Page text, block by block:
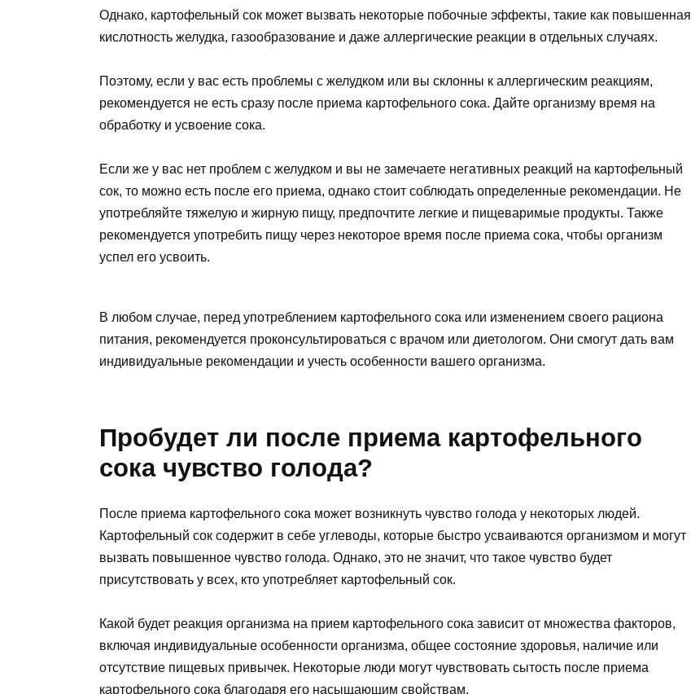
Однако, картофельный сок может вызвать некоторые побочные эффекты, такие как повышенная
кислотность желудка, газообразование и даже аллергические реакции в отдельных случаях.
Поэтому, если у вас есть проблемы с желудком или вы склонны к аллергическим реакциям,
рекомендуется не есть сразу после приема картофельного сока. Дайте организму время на
обработку и усвоение сока.
Если же у вас нет проблем с желудком и вы не замечаете негативных реакций на картофельный
сок, то можно есть после его приема, однако стоит соблюдать определенные рекомендации. Не
употребляйте тяжелую и жирную пищу, предпочтите легкие и пищеваримые продукты. Также
рекомендуется употребить пищу через некоторое время после приема сока, чтобы организм
успел его усвоить.
В любом случае, перед употреблением картофельного сока или изменением своего рациона
питания, рекомендуется проконсультироваться с врачом или диетологом. Они смогут дать вам
индивидуальные рекомендации и учесть особенности вашего организма.
Пробудет ли после приема картофельного
сока чувство голода?
После приема картофельного сока может возникнуть чувство голода у некоторых людей.
Картофельный сок содержит в себе углеводы, которые быстро усваиваются организмом и могут
вызвать повышенное чувство голода. Однако, это не значит, что такое чувство будет
присутствовать у всех, кто употребляет картофельный сок.
Какой будет реакция организма на прием картофельного сока зависит от множества факторов,
включая индивидуальные особенности организма, общее состояние здоровья, наличие или
отсутствие пищевых привычек. Некоторые люди могут чувствовать сытость после приема
картофельного сока благодаря его насыщающим свойствам.